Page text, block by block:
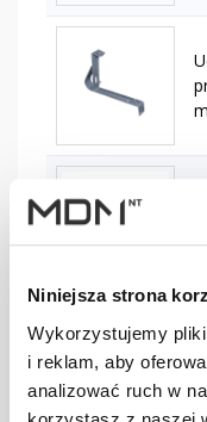
Niniejsza strona
Wykorzystujemy
i reklam, aby
analizować ruch w